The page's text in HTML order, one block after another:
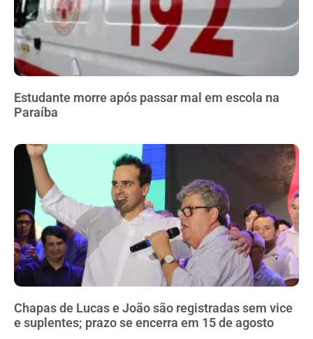
Estudante morre após passar mal em escola na
Paraíba
Chapas de Lucas e João são registradas sem vice
e suplentes; prazo se encerra em 15 de agosto